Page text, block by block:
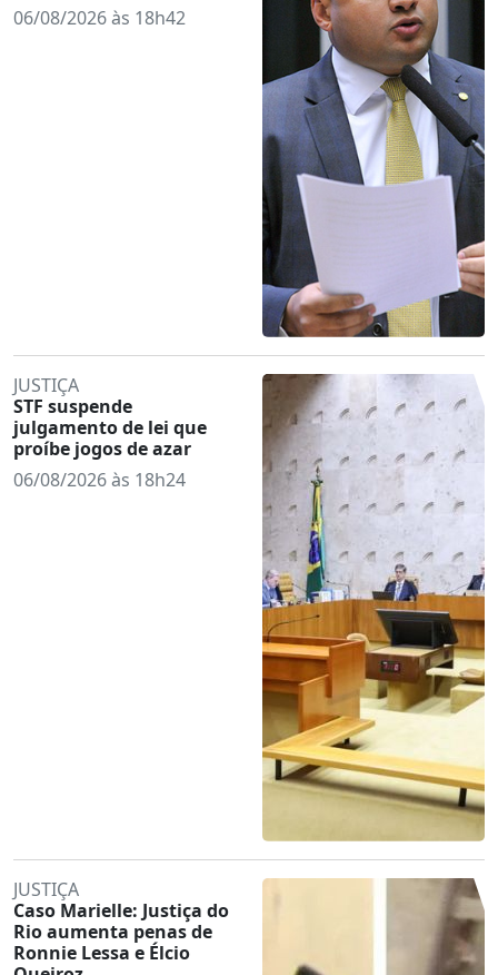
06/08/2026 às 18h42
JUSTIÇA
STF suspende
julgamento de lei que
proíbe jogos de azar
06/08/2026 às 18h24
JUSTIÇA
Caso Marielle: Justiça do
Rio aumenta penas de
Ronnie Lessa e Élcio